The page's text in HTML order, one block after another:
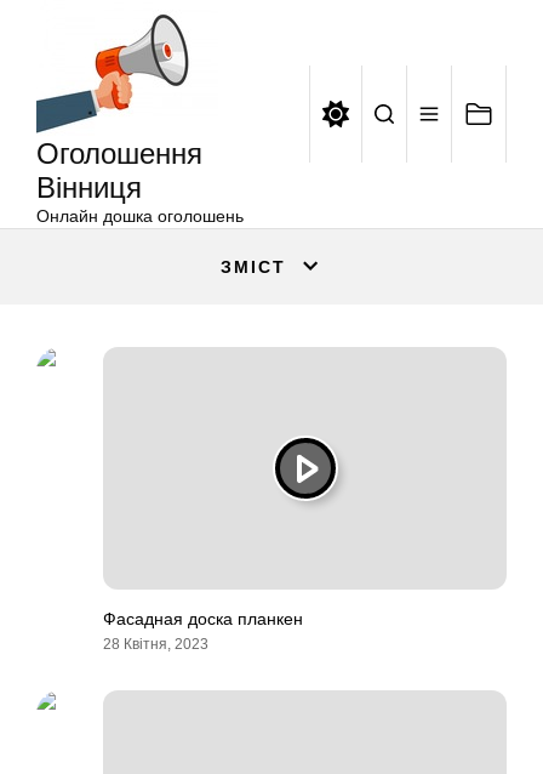
Оголошення
Вінниця
Онлайн дошка оголошень
ЗМІСТ
Фасадная доска планкен
28 Квітня, 2023